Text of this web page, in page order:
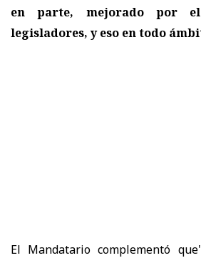
en parte, mejorado por
legisladores, y eso en todo
El Mandatario complementó